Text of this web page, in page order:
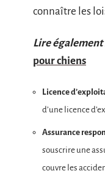
connaître les
Lire également
pour chiens
Licence
d’une licence
Assurance
souscrire une
couvre les